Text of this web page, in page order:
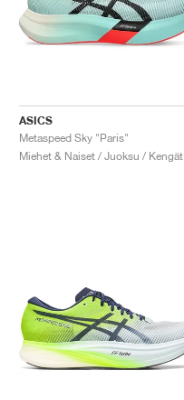
ASICS
Metaspeed Sky "Paris"
Miehet & Naiset / Juoksu / Kengät